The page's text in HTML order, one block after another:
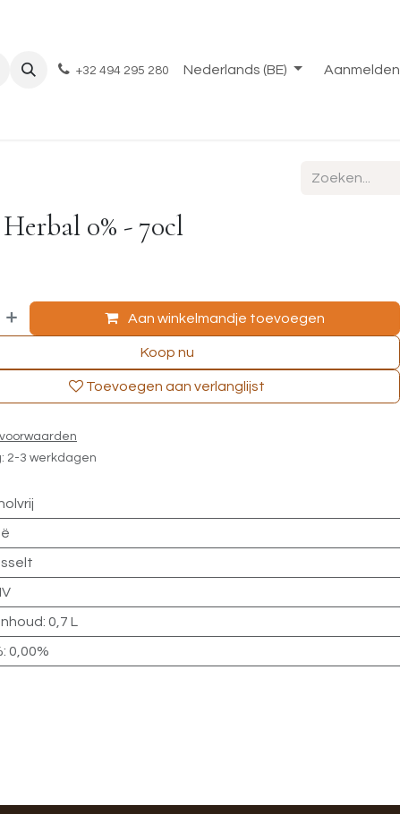
Over ons Blog
+32 494 295 280 Nederlands (BE) Aanmelden
0% - 70cl
Aan winkelmandje toevoegen
Koop nu
Toevoegen aan verlanglijst
2-3 werkdagen
: 0,7 L
: 0,00%